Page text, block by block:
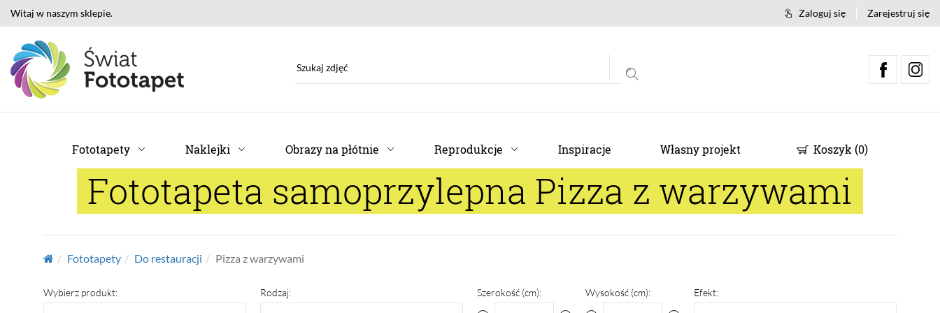
Witaj w naszym sklepie. Zaloguj się Zarejestruj się
Fototapety Naklejki Obrazy na płótnie Reprodukcje Inspiracje Własny projekt Koszyk (0)
Fototapeta samoprzylepna Pizza z warzywami
Fototapety Do restauracji Pizza z warzywami
Wybierz produkt:
Rodzaj:
Szerokość (cm): Wysokość (cm):
Efekt: